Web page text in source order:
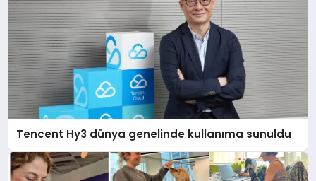
Tencent Hy3 dünya genelinde kullanıma sunuldu